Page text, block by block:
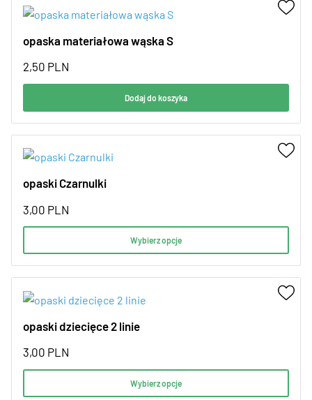
opaska materiałowa wąska S
2,50 PLN
Dodaj do koszyka
opaski Czarnulki
3,00 PLN
Wybierz opcje
opaski dziecięce 2 linie
3,00 PLN
Wybierz opcje